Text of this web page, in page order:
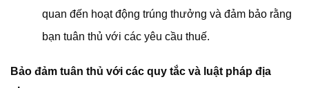
quan đến hoạt động trúng thưởng và đảm bảo rằng
bạn tuân thủ với các yêu cầu thuế.
Bảo đảm tuân thủ với các quy tắc và luật pháp địa